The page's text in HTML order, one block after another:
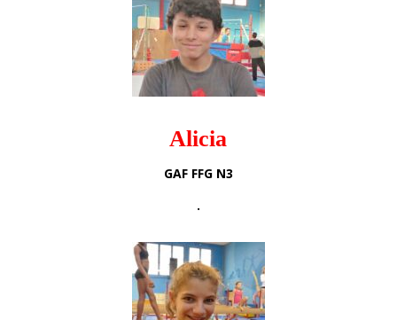
Alicia
GAF FFG N3
.